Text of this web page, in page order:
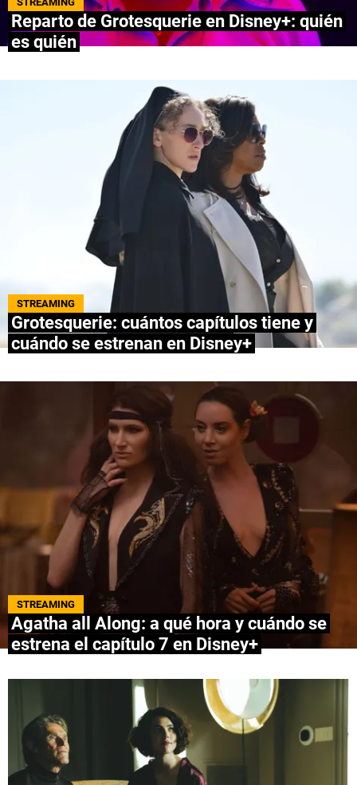
NETFLIX
PASATIEMPOS
INFLUENCERS
SPOILER US
| | CONTACTO
Escribe en Spoiler
Términos y Condiciones
Políticas de Privacidad
Política Editorial
Ad Choices
Bolavip, al igual que Futbol Sites, es una
compañía perteneciente a Better Collective.
Todos los derechos reservados.
Reparto de Grotesquerie en Disney+: quién
es quién
STREAMING
Grotesquerie: cuántos capítulos tiene y
cuándo se estrenan en Disney+
STREAMING
Agatha all Along: a qué hora y cuándo se
estrena el capítulo 7 en Disney+